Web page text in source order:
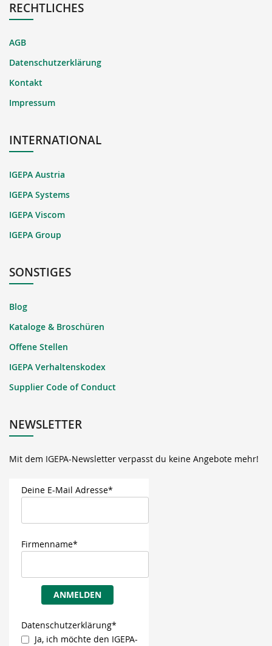
RECHTLICHES
AGB
Datenschutzerklärung
Kontakt
Impressum
INTERNATIONAL
IGEPA Austria
IGEPA Systems
IGEPA Viscom
IGEPA Group
SONSTIGES
Blog
Kataloge & Broschüren
Offene Stellen
IGEPA Verhaltenskodex
Supplier Code of Conduct
NEWSLETTER
Mit dem IGEPA-Newsletter verpasst du keine Angebote mehr!
Deine E-Mail Adresse*
Firmenname*
ANMELDEN
Datenschutzerklärung*
Ja, ich möchte den IGEPA-